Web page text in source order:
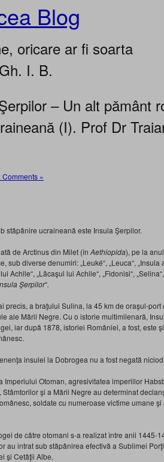
Blog
oricare ar fi soarta
I. B.
– Un alt pământ
(I). Prof Dr
Comments »
stăpânire ucraineană este Insula Şerpilor.
de Arctinus din Milet (în Aethiopida), pe la
diverse denumiri: „Leuké“, „Leuca“, „Insula
Achile“, „Lãcaşul lui Achile“, „Fidonisi“,
Şerpilor“.
precis, a braţului Sulina, la 45 km de oraşul-
ale Mării Negre. Cu o istorie multimilenară,
iar după 1878, istoriei României, a fost, este
insulei la Dobrogea nu a fost negată
Imperiului Otoman, agresivitatea imperiilor
şi a Mării Negre au determinat
soldate cu numeroase victime umane
de către otomani s-a realizat între anii 1445-
au intrat sub stăpânirea efectivă a Sublimei
şi Cetăţii Albe.